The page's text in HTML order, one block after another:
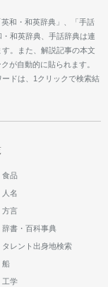
和・和英辞典」、「手話
和英辞典、手話辞典は連
。また、解説記事の本文
が自動的に貼られます。
ドは、1クリックで検索結
食品
人名
方言
辞書・百科事典
タレント出身地検索
船
工学